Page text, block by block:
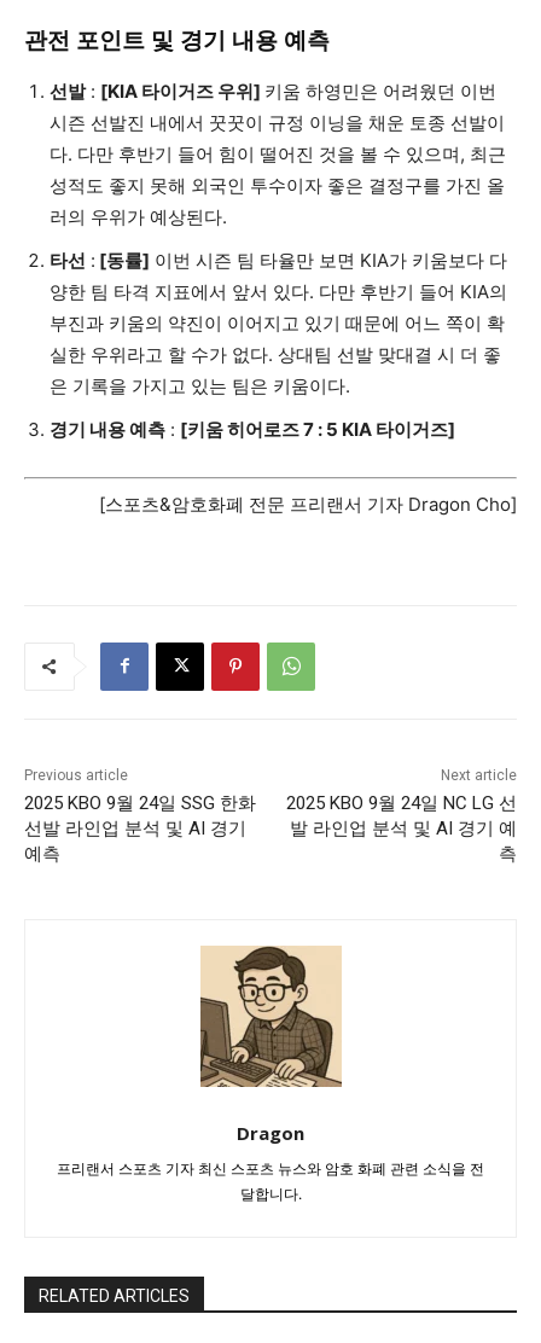
관전 포인트 및 경기 내용 예측
선발: [KIA 타이거즈 우위] 키움 하영민은 어려웠던 이번
시즌 선발진 내에서 꿋꿋이 규정 이닝을 채운 토종 선발이
다. 다만 후반기 들어 힘이 떨어진 것을 볼 수 있으며, 최근
성적도 좋지 못해 외국인 투수이자 좋은 결정구를 가진 올
러의 우위가 예상된다.
타선 : [동률] 이번 시즌 팀 타율만 보면 KIA가 키움보다 다
양한 팀 타격 지표에서 앞서 있다. 다만 후반기 들어 KIA의
부진과 키움의 약진이 이어지고 있기 때문에 어느 쪽이 확
실한 우위라고 할 수가 없다. 상대팀 선발 맞대결 시 더 좋
은 기록을 가지고 있는 팀은 키움이다.
경기 내용 예측 : [키움 히어로즈 7 : 5 KIA 타이거즈]
[스포츠&암호화폐 전문 프리랜서 기자 Dragon Cho]
Previous article
2025 KBO 9월 24일 SSG 한화
선발 라인업 분석 및 AI 경기
예측
Next article
2025 KBO 9월 24일 NC LG 선
발 라인업 분석 및 AI 경기 예
측
Dragon
프리랜서 스포츠 기자 최신 스포츠 뉴스와 암호 화폐 관련 소식을 전
달합니다.
RELATED ARTICLES